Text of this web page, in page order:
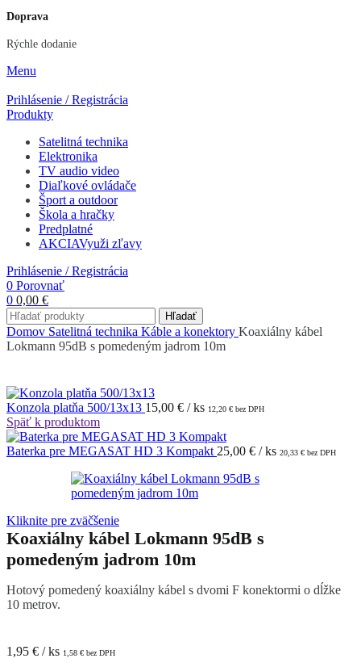
Doprava
Rýchle dodanie
Menu
Prihlásenie / Registrácia
Produkty
Satelitná technika
Elektronika
TV audio video
Diaľkové ovládače
Šport a outdoor
Škola a hračky
Predplatné
AKCIAVyuži zľavy
Prihlásenie / Registrácia
0 Porovnať
0 0,00 €
Hľadať
Domov Satelitná technika Káble a konektory Koaxiálny kábel
Lokmann 95dB s pomedeným jadrom 10m
Konzola platňa 500/13x13 15,00 € / ks 12,20 € bez DPH
Späť k produktom
Baterka pre MEGASAT HD 3 Kompakt 25,00 € / ks 20,33 € bez DPH
Kliknite pre zväčšenie
Koaxiálny kábel Lokmann 95dB s
pomedeným jadrom 10m
Hotový pomedený koaxiálny kábel s dvomi F konektormi o dĺžke
10 metrov.
1,95 € / ks 1,58 € bez DPH